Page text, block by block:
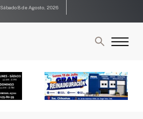
Sábado 8 de Agosto, 2026